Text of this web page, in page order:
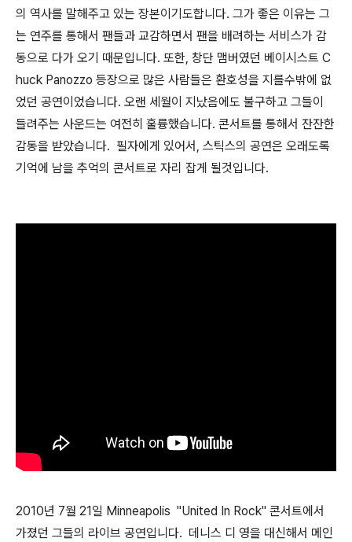
의 역사를 말해주고 있는 장본이기도합니다. 그가 좋은 이유는 그
는 연주를 통해서 팬들과 교감하면서 팬을 배려하는 서비스가 감
동으로 다가 오기 때문입니다. 또한, 창단 맴버였던 베이시스트 C
huck Panozzo 등장으로 많은 사람들은 환호성을 지를수밖에 없
었던 공연이었습니다. 오랜 세월이 지났음에도 불구하고 그들이
들려주는 사운드는 여전히 훌륭했습니다. 콘서트를 통해서 잔잔한
감동을 받았습니다. 필자에게 있어서, 스틱스의 공연은 오래도록
기억에 남을 추억의 콘서트로 자리 잡게 될것입니다.
2010년 7월 21일 Minneapolis "United In Rock" 콘서트에서
가졌던 그들의 라이브 공연입니다. 데니스 디 영을 대신해서 메인